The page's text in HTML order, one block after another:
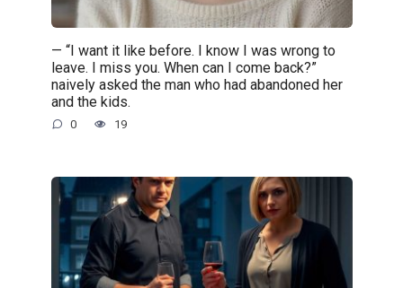
— “I want it like before. I know I was wrong to
leave. I miss you. When can I come back?”
naively asked the man who had abandoned her
and the kids.
0 19